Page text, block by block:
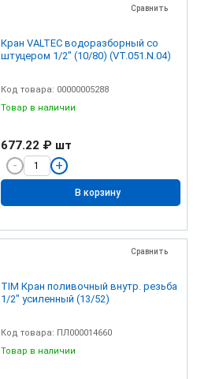
Сравнить
Кран VALTEC водоразборный со
штуцером 1/2" (10/80) (VT.051.N.04)
Код товара: 00000005288
Товар в наличии
677.22 ₽ шт
В корзину
Сравнить
TIM Кран поливочный внутр. резьба
1/2" усиленный (13/52)
Код товара: ПЛ000014660
Товар в наличии